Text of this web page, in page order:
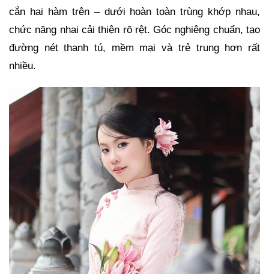
cắn hai hàm trên – dưới hoàn toàn trùng khớp nhau,
chức năng nhai cải thiện rõ rệt. Góc nghiêng chuẩn, tạo
đường nét thanh tú, mềm mại và trẻ trung hơn rất
nhiều.